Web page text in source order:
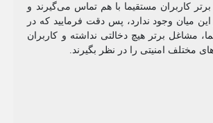
کاربران مستقیما با هم تماس می‌گیرند و
میان وجود ندارد، پس دقت فرمایید که در
مشاغل برتر هیچ دخالتی نداشته و کاربران
مختلف امنیتی را در نظر بگیرند.